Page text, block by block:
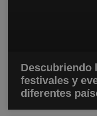
Descubriendo
festivales y
diferentes